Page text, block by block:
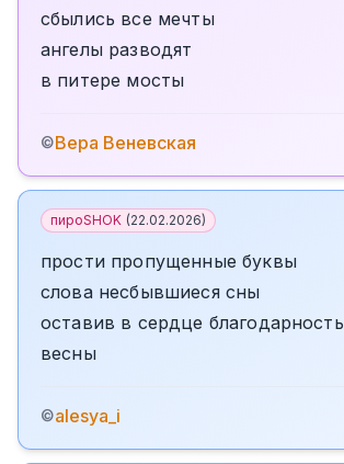
сбылись все мечты
ангелы разводят
в питере мосты
©Вера Веневская
пироSHOK (22.02.2026)
прости пропущенные буквы
слова несбывшиеся сны
оставив в сердце благодарность
весны
©alesya_i